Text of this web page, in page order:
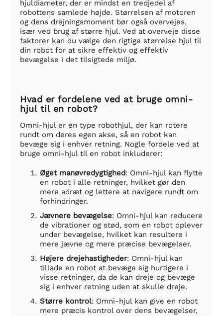
hjuldiameter, der er mindst en tredjedel af
robottens samlede højde. Størrelsen af motoren
og dens drejningsmoment bør også overvejes,
især ved brug af større hjul. Ved at overveje disse
faktorer kan du vælge den rigtige størrelse hjul til
din robot for at sikre effektiv og effektiv
bevægelse i det tilsigtede miljø.
Hvad er fordelene ved at bruge omni-
hjul til en robot?
Omni-hjul er en type robothjul, der kan rotere
rundt om deres egen akse, så en robot kan
bevæge sig i enhver retning. Nogle fordele ved at
bruge omni-hjul til en robot inkluderer:
Øget manøvredygtighed: Omni-hjul kan flytte
en robot i alle retninger, hvilket gør den
mere adræt og lettere at navigere rundt om
forhindringer.
Jævnere bevægelse: Omni-hjul kan reducere
de vibrationer og stød, som en robot oplever
under bevægelse, hvilket kan resultere i
mere jævne og mere præcise bevægelser.
Højere drejehastigheder: Omni-hjul kan
tillade en robot at bevæge sig hurtigere i
visse retninger, da de kan dreje og bevæge
sig i enhver retning uden at skulle dreje.
Større kontrol: Omni-hjul kan give en robot
mere præcis kontrol over dens bevægelser,